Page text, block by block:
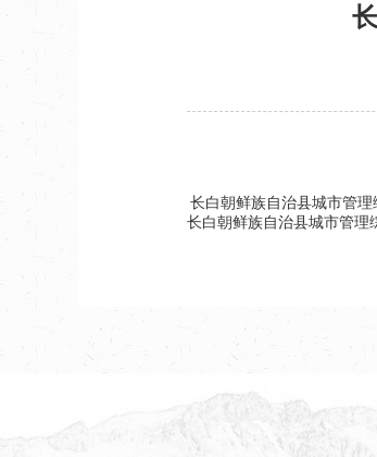
长白朝鲜族自治县城市管
长白朝鲜族自治县城市管理